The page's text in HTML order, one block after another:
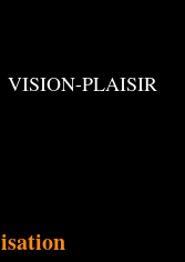
VISION-PLAISIR